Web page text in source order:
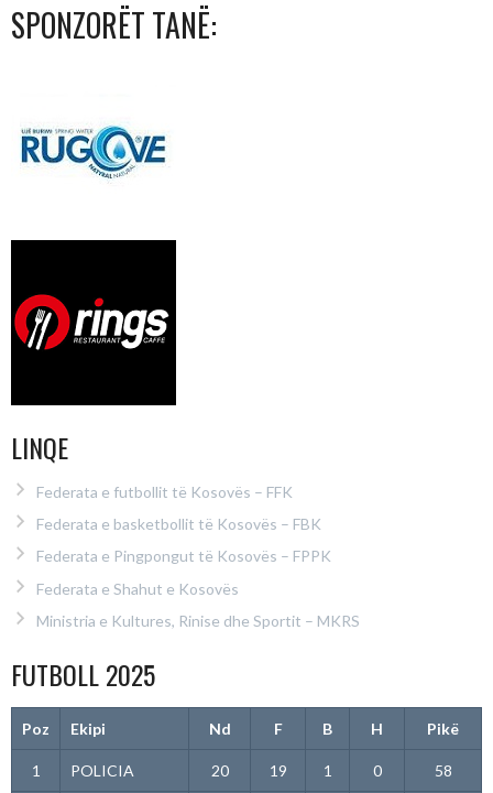
SPONZORËT TANË:
LINQE
Federata e futbollit të Kosovës – FFK
Federata e basketbollit të Kosovës – FBK
Federata e Pingpongut të Kosovës – FPPK
Federata e Shahut e Kosovës
Ministria e Kultures, Rinise dhe Sportit – MKRS
FUTBOLL 2025
Poz Ekipi Nd F B H Pikë
1 POLICIA 20 19 1 0 58